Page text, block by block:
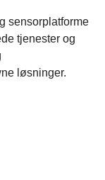
sensorplatforme
tjenester og
løsninger.